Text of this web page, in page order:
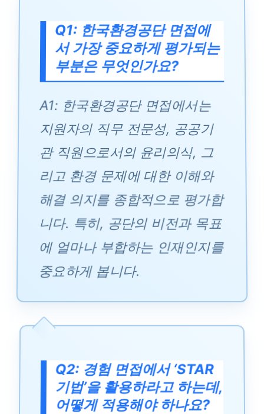
Q1: 한국환경공단 면접에
서 가장 중요하게 평가되는
부분은 무엇인가요?
A1: 한국환경공단 면접에서는
지원자의 직무 전문성, 공공기
관 직원으로서의 윤리의식, 그
리고 환경 문제에 대한 이해와
해결 의지를 종합적으로 평가합
니다. 특히, 공단의 비전과 목표
에 얼마나 부합하는 인재인지를
중요하게 봅니다.
Q2: 경험 면접에서 ‘STAR
기법’을 활용하라고 하는데,
어떻게 적용해야 하나요?